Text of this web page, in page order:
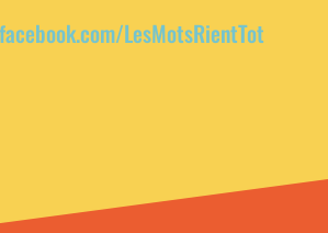
LesMotsRientTot